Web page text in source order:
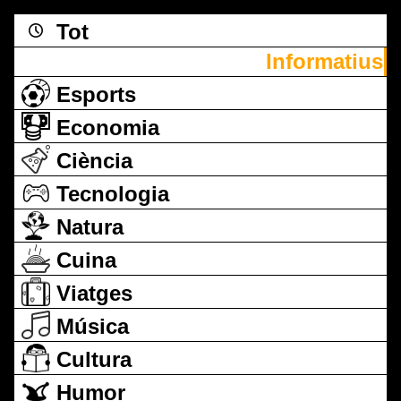
Tot
Informatius
Esports
Economia
Ciència
Tecnologia
Natura
Cuina
Viatges
Música
Cultura
Humor